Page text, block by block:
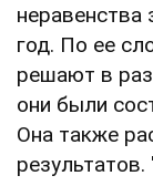
неравенства
год. По ее
решают в
они были
Она также